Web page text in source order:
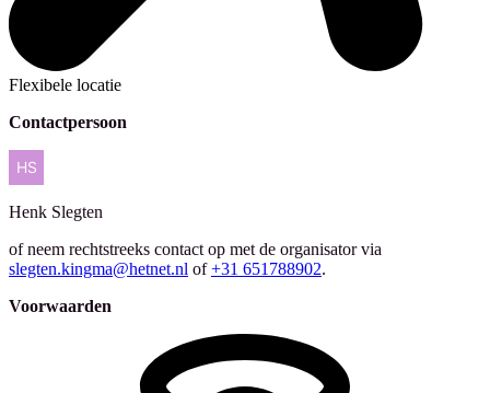
Flexibele locatie
Contactpersoon
Henk Slegten
of neem rechtstreeks contact op met de organisator via
slegten.kingma@hetnet.nl of +31 651788902.
Voorwaarden